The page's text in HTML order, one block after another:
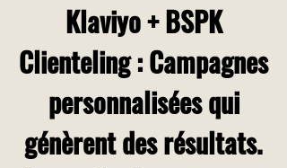
Klaviyo + BSPK
Clienteling : Campagnes
personnalisées qui
génèrent des résultats.